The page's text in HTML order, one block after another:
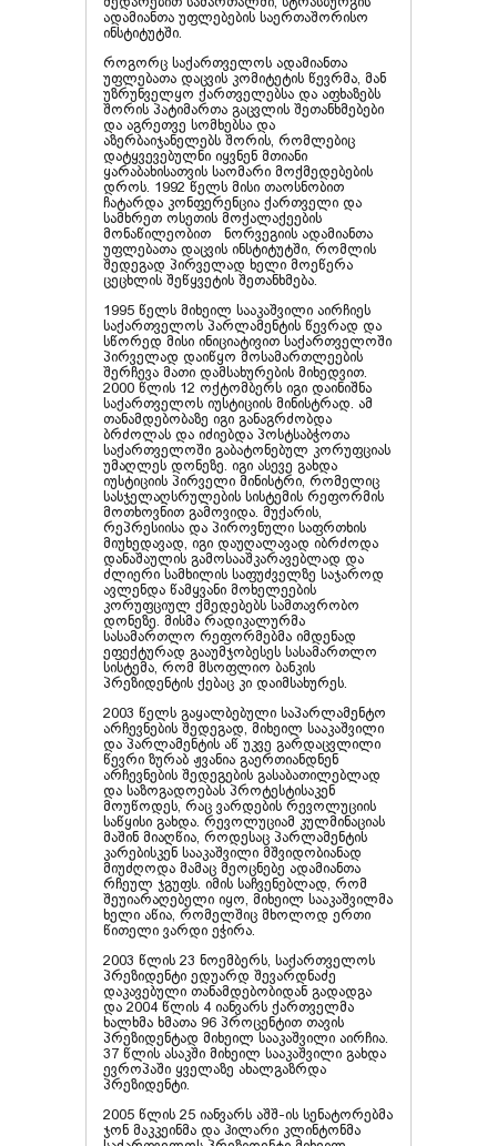
შედარებით სამართალში, სტრასბურგის
ადამიანთა უფლებების საერთაშორისო
ინსტიტუტში.
როგორც საქართველოს ადამიანთა
უფლებათა დაცვის კომიტეტის წევრმა, მან
უზრუნველყო ქართველებსა და აფხაზებს
შორის პატიმართა გაცვლის შეთანხმებები
და აგრეთვე სომხებსა და
აზერბაიჯანელებს შორის, რომლებიც
დატყვევებულნი იყვნენ მთიანი
ყარაბახისათვის საომარი მოქმედებების
დროს. 1992 წელს მისი თაოსნობით
ჩატარდა კონფერენცია ქართველი და
სამხრეთ ოსეთის მოქალაქეების
მონაწილეობით ნორვეგიის ადამიანთა
უფლებათა დაცვის ინსტიტუტში, რომლის
შედეგად პირველად ხელი მოეწერა
ცეცხლის შეწყვეტის შეთანხმება.
1995 წელს მიხეილ სააკაშვილი აირჩიეს
საქართველოს პარლამენტის წევრად და
სწორედ მისი ინიციატივით საქართველოში
პირველად დაიწყო მოსამართლეების
შერჩევა მათი დამსახურების მიხედვით.
2000 წლის 12 ოქტომბერს იგი დაინიშნა
საქართველოს იუსტიციის მინისტრად. ამ
თანამდებობაზე იგი განაგრძობდა
ბრძოლას და იძიებდა პოსტსაბჭოთა
საქართველოში გაბატონებულ კორუფციას
უმაღლეს დონეზე. იგი ასევე გახდა
იუსტიციის პირველი მინისტრი, რომელიც
სასჯელაღსრულების სისტემის რეფორმის
მოთხოვნით გამოვიდა. მუქარის,
რეპრესიისა და პიროვნული საფრთხის
მიუხედავად, იგი დაუღალავად იბრძოდა
დანაშაულის გამოსააშკარავებლად და
ძლიერი სამხილის საფუძველზე საჯაროდ
ავლენდა წამყვანი მოხელეების
კორუფციულ ქმედებებს სამთავრობო
დონეზე. მისმა რადიკალურმა
სასამართლო რეფორმებმა იმდენად
ეფექტურად გააუმჯობესეს სასამართლო
სისტემა, რომ მსოფლიო ბანკის
პრეზიდენტის ქებაც კი დაიმსახურეს.
2003 წელს გაყალბებული საპარლამენტო
არჩევნების შედეგად, მიხეილ სააკაშვილი
და პარლამენტის აწ უკვე გარდაცვლილი
წევრი ზურაბ ჟვანია გაერთიანდნენ
არჩევნების შედეგების გასაბათილებლად
და საზოგადოებას პროტესტისაკენ
მოუწოდეს, რაც ვარდების რევოლუციის
საწყისი გახდა. რევოლუციამ კულმინაციას
მაშინ მიაღწია, როდესაც პარლამენტის
კარებისკენ სააკაშვილი მშვიდობიანად
მიუძღოდა მამაც მეოცნებე ადამიანთა
რჩეულ ჯგუფს. იმის საჩვენებლად, რომ
შეუიარაღებელი იყო, მიხეილ სააკაშვილმა
ხელი აწია, რომელშიც მხოლოდ ერთი
წითელი ვარდი ეჭირა.
2003 წლის 23 ნოემბერს, საქართველოს
პრეზიდენტი ედუარდ შევარდნაძე
დაკავებული თანამდებობიდან გადადგა
და 2004 წლის 4 იანვარს ქართველმა
ხალხმა ხმათა 96 პროცენტით თავის
პრეზიდენტად მიხეილ სააკაშვილი აირჩია.
37 წლის ასაკში მიხეილ სააკაშვილი გახდა
ევროპაში ყველაზე ახალგაზრდა
პრეზიდენტი.
2005 წლის 25 იანვარს აშშ-ის სენატორებმა
ჯონ მაკკეინმა და ჰილარი კლინტონმა